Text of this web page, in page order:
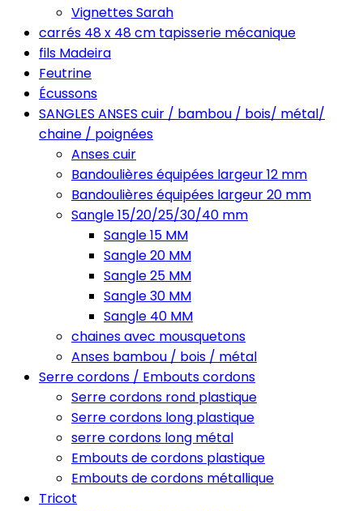
Vignettes Sarah
carrés 48 x 48 cm tapisserie mécanique
fils Madeira
Feutrine
Écussons
SANGLES ANSES cuir / bambou / bois/ métal/
chaine / poignées
Anses cuir
Bandoulières équipées largeur 12 mm
Bandoulières équipées largeur 20 mm
Sangle 15/20/25/30/40 mm
Sangle 15 MM
Sangle 20 MM
Sangle 25 MM
Sangle 30 MM
Sangle 40 MM
chaines avec mousquetons
Anses bambou / bois / métal
Serre cordons / Embouts cordons
Serre cordons rond plastique
Serre cordons long plastique
serre cordons long métal
Embouts de cordons plastique
Embouts de cordons métallique
Tricot